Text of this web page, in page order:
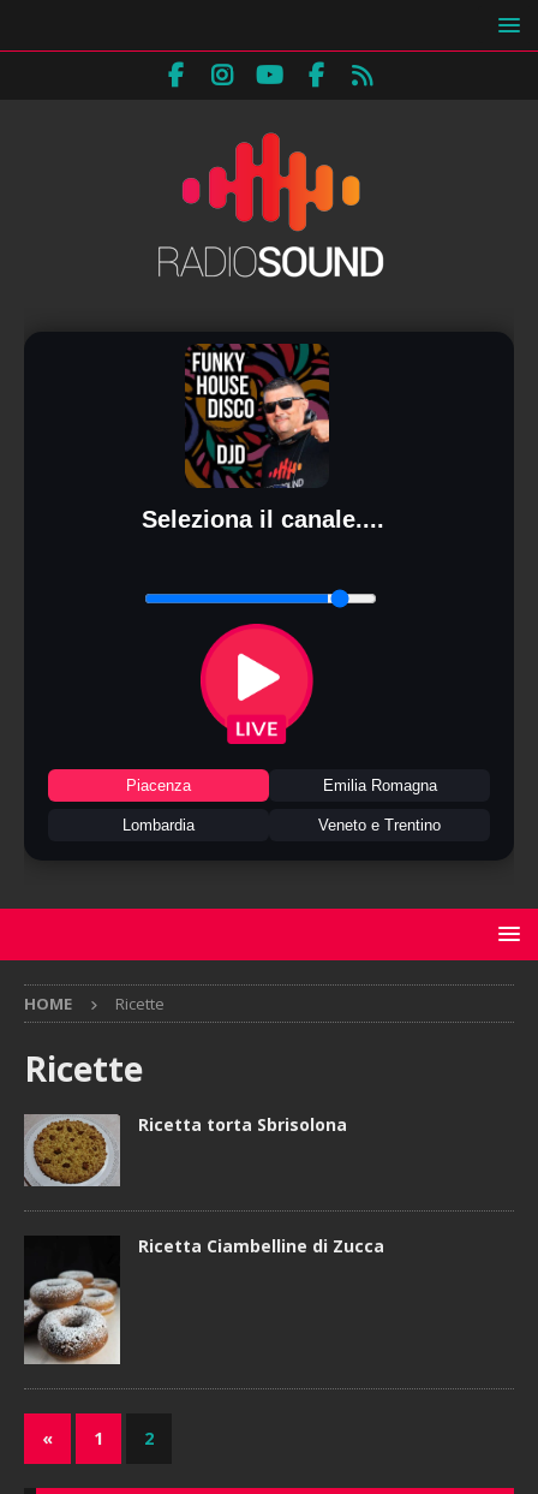
Seleziona il canale....
Piacenza Emilia Romagna
Lombardia Veneto e Trentino
HOME Ricette
Ricette
Ricetta torta Sbrisolona
Ricetta Ciambelline di Zucca
« 1 2